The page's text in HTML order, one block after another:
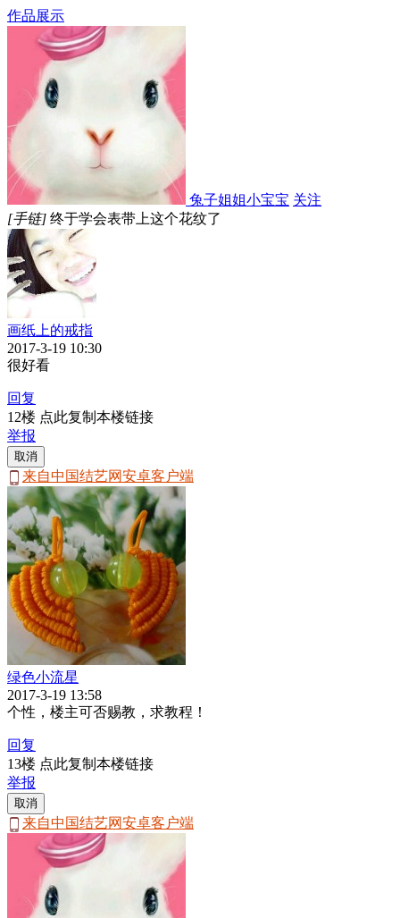
作品展示
兔子姐姐小宝宝 关注
[手链] 终于学会表带上这个花纹了
画纸上的戒指
2017-3-19 10:30
很好看
回复
12楼 点此复制本楼链接
举报
取消
来自中国结艺网安卓客户端
绿色小流星
2017-3-19 13:58
个性，楼主可否赐教，求教程！
回复
13楼 点此复制本楼链接
举报
取消
来自中国结艺网安卓客户端